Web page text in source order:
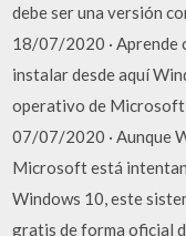
debe ser una versión
18/07/2020 · Aprende
instalar desde aquí
operativo de Microsoft
07/07/2020 · Aunque
Microsoft está
Windows 10, este
gratis de forma oficial